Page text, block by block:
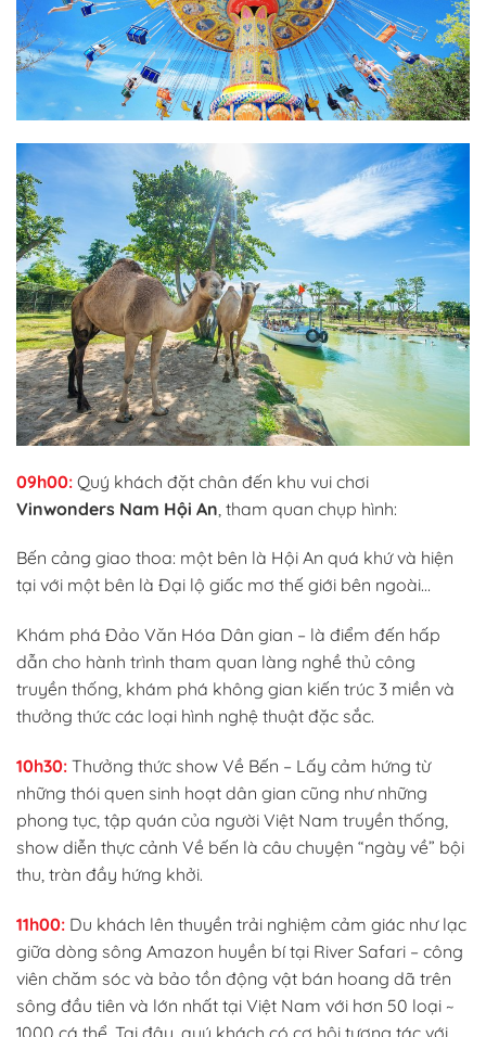
09h00: Quý khách đặt chân đến khu vui chơi
Vinwonders Nam Hội An , tham quan chụp hình:
Bến cảng giao thoa: một bên là Hội An quá khứ và hiện
tại với một bên là Đại lộ giấc mơ thế giới bên ngoài…
Khám phá Đảo Văn Hóa Dân gian – là điểm đến hấp
dẫn cho hành trình tham quan làng nghề thủ công
truyền thống, khám phá không gian kiến trúc 3 miền và
thưởng thức các loại hình nghệ thuật đặc sắc.
10h30: Thưởng thức show Về Bến – Lấy cảm hứng từ
những thói quen sinh hoạt dân gian cũng như những
phong tục, tập quán của người Việt Nam truyền thống,
show diễn thực cảnh Về bến là câu chuyện “ngày về” bội
thu, tràn đầy hứng khởi.
11h00: Du khách lên thuyền trải nghiệm cảm giác như lạc
giữa dòng sông Amazon huyền bí tại River Safari – công
viên chăm sóc và bảo tồn động vật bán hoang dã trên
sông đầu tiên và lớn nhất tại Việt Nam với hơn 50 loại ~
1000 cá thể. Tại đây, quý khách có cơ hội tương tác với